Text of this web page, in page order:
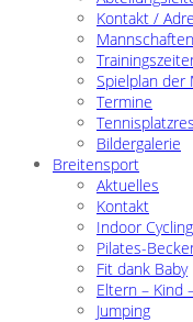
Kontakt /
Mannschaften
Spielplan der
Termine
Bildergalerie
Breitensport
Aktuelles
Kontakt
Indoor Cycling
Pilates-
Fit dank Baby
Eltern – Kind
Jumping